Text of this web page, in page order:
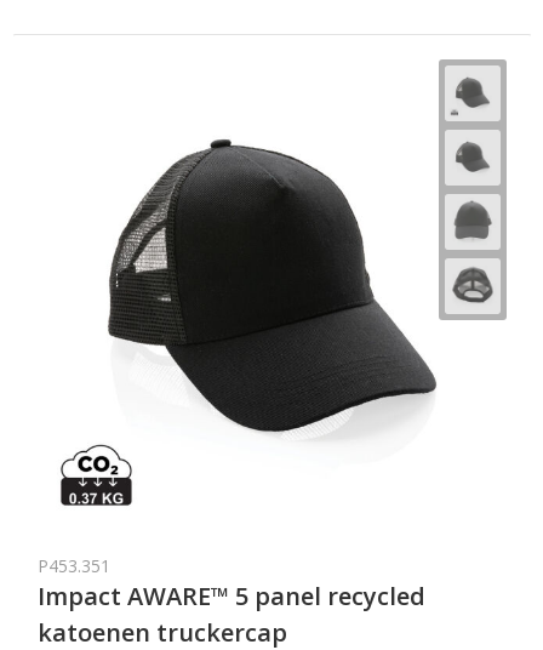
P453.351
Impact AWARE™ 5 panel recycled
katoenen truckercap